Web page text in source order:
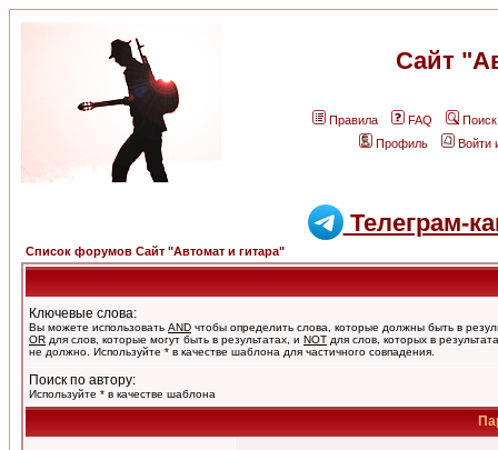
Сайт
Правила FAQ
Поиск
Профиль
Войти
Телеграм-
Список форумов Сайт "Автомат и гитара"
Ключевые слова:
Вы можете использовать AND чтобы определить слова, которые должны быть в
OR для слов, которые могут быть в результатах, и NOT для слов, которых в
не должно. Используйте * в качестве шаблона для частичного совпадения.
Поиск по автору:
Используйте * в качестве шаблона